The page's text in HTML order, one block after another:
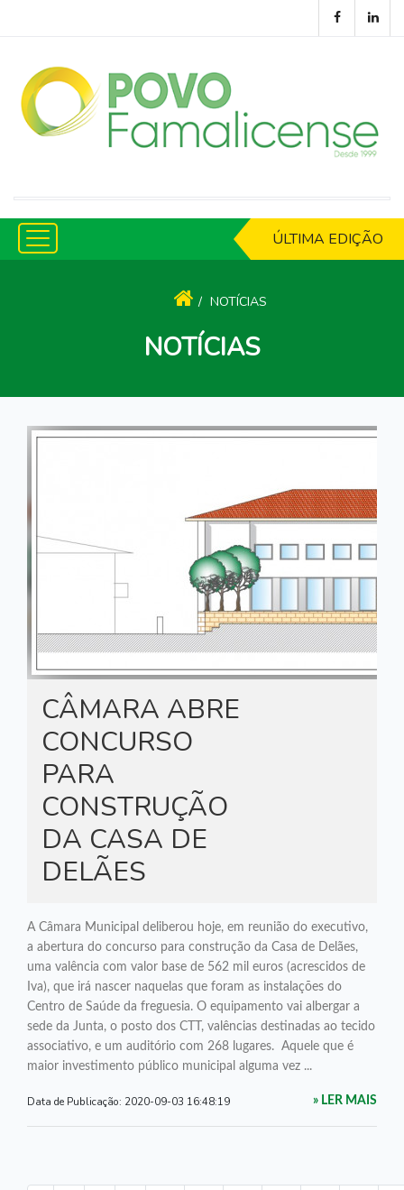
ÚLTIMA EDIÇÃO
NOTÍCIAS
NOTÍCIAS
CÂMARA ABRE
CONCURSO
PARA
CONSTRUÇÃO
DA CASA DE
DELÃES
A Câmara Municipal deliberou hoje, em reunião do executivo,
a abertura do concurso para construção da Casa de Delães,
uma valência com valor base de 562 mil euros (acrescidos de
Iva), que irá nascer naquelas que foram as instalações do
Centro de Saúde da freguesia. O equipamento vai albergar a
sede da Junta, o posto dos CTT, valências destinadas ao tecido
associativo, e um auditório com 268 lugares. Aquele que é
maior investimento público municipal alguma vez ...
» LER MAIS
Data de Publicação: 2020-09-03 16:48:19